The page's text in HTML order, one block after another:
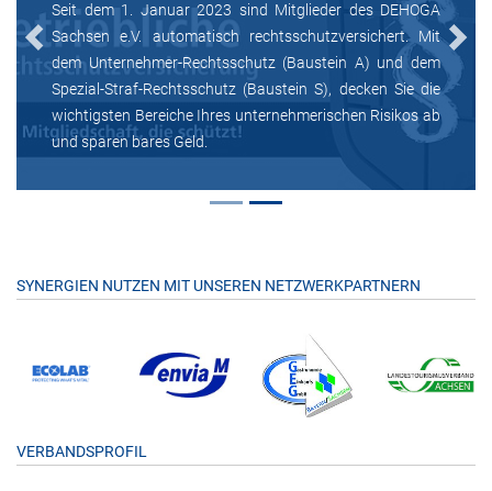
Seit dem 1. Januar 2023 sind Mitglieder des DEHOGA
Sachsen e.V. automatisch rechtsschutzversichert. Mit
dem Unternehmer-Rechtsschutz (Baustein A) und dem
Spezial-Straf-Rechtsschutz (Baustein S), decken Sie die
wichtigsten Bereiche Ihres unternehmerischen Risikos ab
und sparen bares Geld.
Previous Next
SYNERGIEN NUTZEN MIT UNSEREN NETZWERKPARTNERN
VERBANDSPROFIL